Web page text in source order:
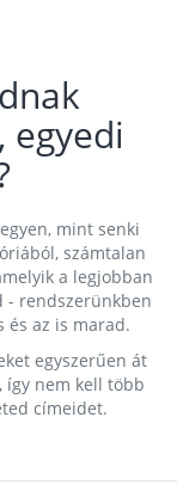
egyedi
mint senki
számtalan
a legjobban
- rendszerünkben
és az is marad.
egyszerűen át
így nem kell több
címeidet.